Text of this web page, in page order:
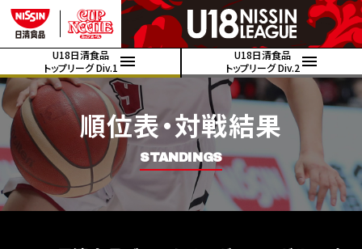
U18日清食品
トップリーグ Div.1
U18日清食品
トップリーグ Div.2
順位表・対戦結果
STANDINGS